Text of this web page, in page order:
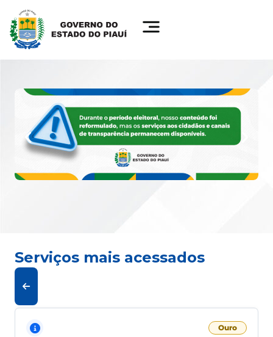
Serviços mais acessados
Ouro